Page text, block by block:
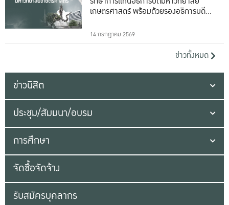
เกษตรศาสตร์ พร้อมด้วยรองอธิการบดีทั้ง
14 กรกฎาคม 2569
ข่าวทั้งหมด
ข่าวนิสิต
ประชุม/สัมมนา/อบรม
การศึกษา
จัดซื้อจัดจ้าง
รับสมัครบุคลากร